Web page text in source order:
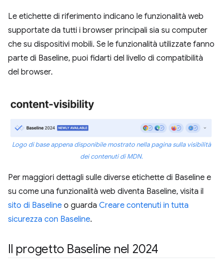
Le etichette di riferimento indicano le funzionalità web
supportate da tutti i browser principali sia su computer
che su dispositivi mobili. Se le funzionalità utilizzate fanno
parte di Baseline, puoi fidarti del livello di compatibilità
del browser.
Logo di base appena disponibile mostrato nella pagina sulla visibilità
dei contenuti di MDN.
Per maggiori dettagli sulle diverse etichette di Baseline e
su come una funzionalità web diventa Baseline, visita il
sito di Baseline o guarda Creare contenuti in tutta
sicurezza con Baseline.
Il progetto Baseline nel 2024